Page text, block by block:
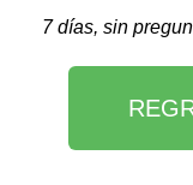
7 días, sin